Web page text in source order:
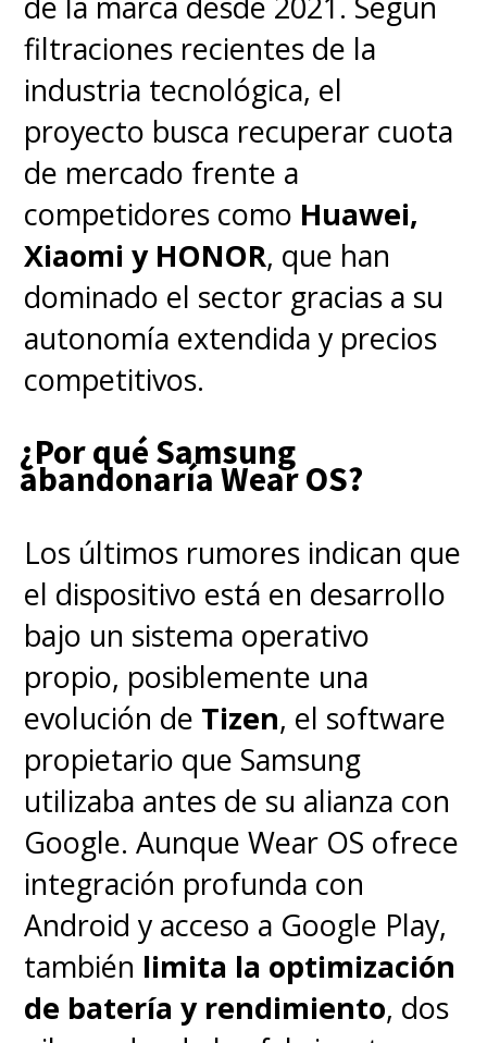
información oficial sobre su
llegada al mercado chileno.
¿Qué sistema operativo
utiliza?Utiliza Android 15 con la
interfaz MyUI optimizada para
tablets.
filtraciones recientes de la
industria tecnológica, el
proyecto busca recuperar cuota
de mercado frente a
competidores como Huawei,
Xiaomi y HONOR, que han
dominado el sector gracias a su
autonomía extendida y precios
competitivos.
¿Por qué Samsung
abandonaría Wear OS?
Los últimos rumores indican que
el dispositivo está en desarrollo
bajo un sistema operativo
propio, posiblemente una
evolución de Tizen, el software
propietario que Samsung
utilizaba antes de su alianza con
Google. Aunque Wear OS ofrece
integración profunda con
Android y acceso a Google Play,
también limita la optimización
de batería y rendimiento, dos